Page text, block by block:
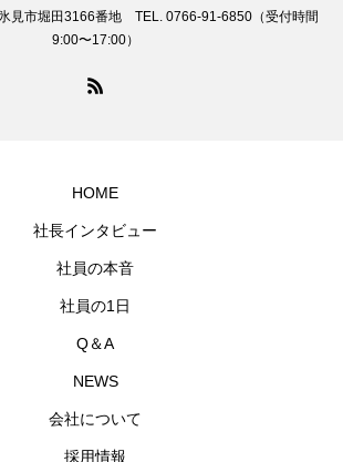
見市堀田3166番地 TEL. 0766-91-6850（受付時間
9:00〜17:00）
HOME
社長インタビュー
社員の本音
社員の1日
Q＆A
NEWS
会社について
採用情報